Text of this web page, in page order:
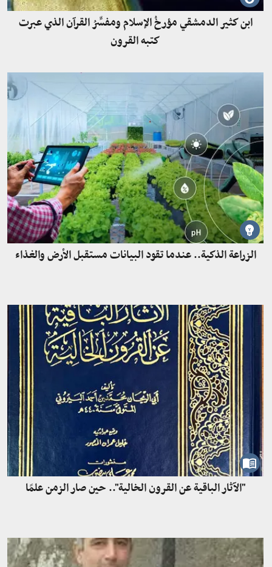
ابن كثير الدمشقي مؤرخُ الإسلام ومفسِّرُ القرآن الذي عبرت
كتبه القرون
الزراعة الذكية.. عندما تقود البيانات مستقبل الأرض والغذاء
"الآثار الباقية عن القرون الخالية".. حين صار الزمن علمًا